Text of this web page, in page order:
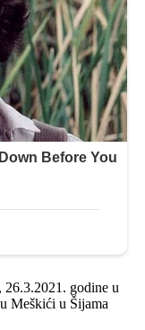
26.3.2021. godine u
Meškići u Šijama